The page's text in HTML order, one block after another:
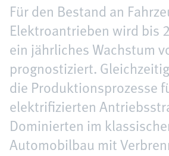
Für den Bestand an
Elektroantrieben wird bis
ein jährliches Wachstum
prognostiziert.
die Produktionsprozesse
elektrifizierten
Dominierten im
Automobilbau mit